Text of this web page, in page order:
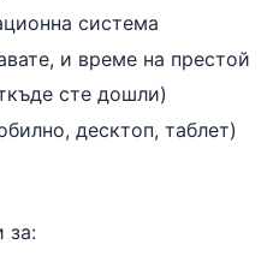
система
и време на престой
сте дошли)
десктоп, таблет)
за: